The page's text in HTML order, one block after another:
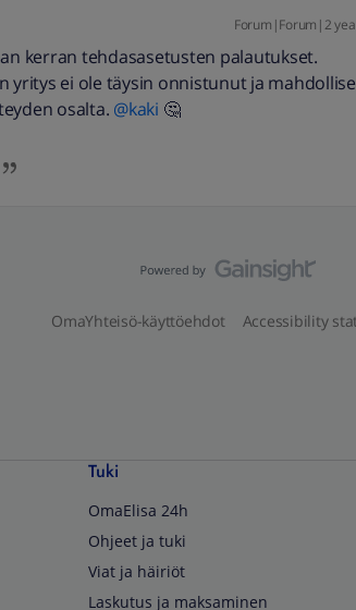
Forum|Forum|2
kerran tehdasasetusten palautukset.
yritys ei ole täysin onnistunut ja
osalta. @kaki 🤔
OmaYhteisö-käyttöehdot Accessibility
Tuki
OmaElisa 24h
Ohjeet ja tuki
Viat ja häiriöt
Laskutus ja maksaminen